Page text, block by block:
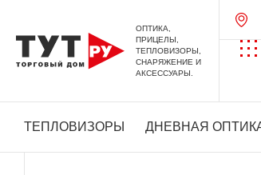
ОПТИКА,
ПРИЦЕЛЫ,
ТЕПЛОВИЗОРЫ,
СНАРЯЖЕНИЕ И
АКСЕССУАРЫ.
ТЕПЛОВИЗОРЫ ДНЕВНАЯ